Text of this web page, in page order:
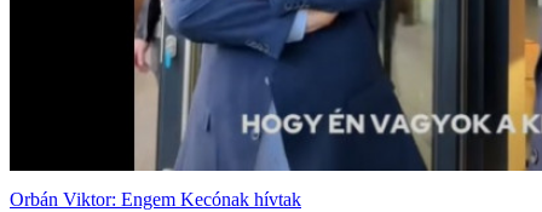
Orbán Viktor: Engem Kecónak hívtak